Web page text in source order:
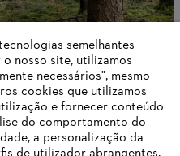
semelhantes
nosso site, utilizamos
necessários", mesmo
cookies que utilizamos
e fornecer conteúdo
do comportamento do
a personalização da